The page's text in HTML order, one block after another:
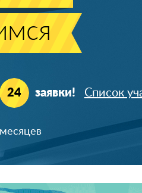
24 заявки! Список
+7 (919) 723-
8 (926) 64*-
8 (916) 740-
898522***68